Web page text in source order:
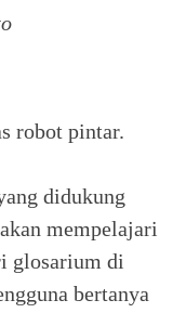
robot pintar.
didukung
mempelajari
glosarium di
bertanya